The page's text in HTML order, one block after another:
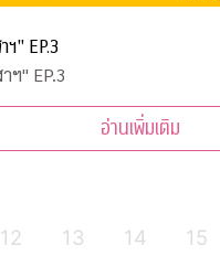
" EP.3
ฯ" EP.3
อ่านเพิ่มเติม
12 13 14 15